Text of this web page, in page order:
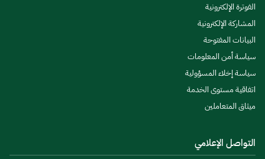
الفوترة الإلكترونية
المشاركة الإلكترونية
البيانات المفتوحة
سياسة أمن المعلومات
سياسة إخلاء المسؤولية
اتفاقية مستوى الخدمة
ميثاق المتعاملين
التواصل الإعلامي